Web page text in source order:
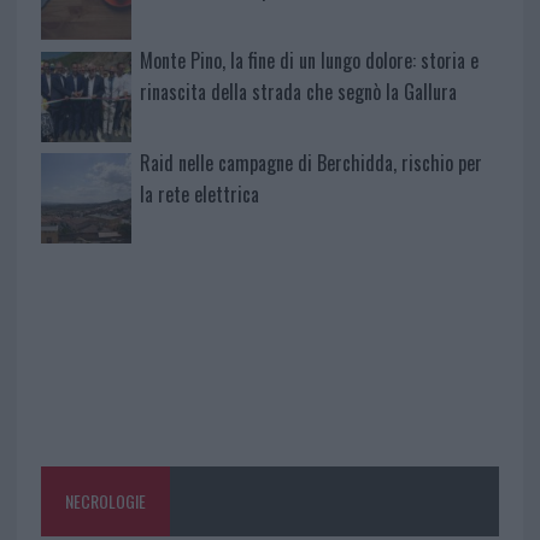
Monte Pino, la fine di un lungo dolore: storia e
rinascita della strada che segnò la Gallura
Raid nelle campagne di Berchidda, rischio per
la rete elettrica
NECROLOGIE